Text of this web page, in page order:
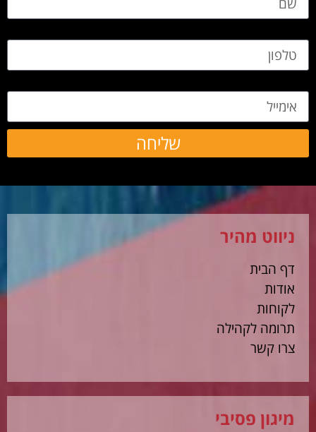
שליחה
ניווט מהיר
דף הבית
אודות
לקוחות
תרומה לקהילה
צרו קשר
מיגון פסיבי